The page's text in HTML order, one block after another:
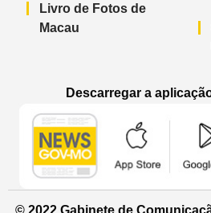
Livro de Fotos de
Macau
Descarregar a
© 2022 Gabinete de